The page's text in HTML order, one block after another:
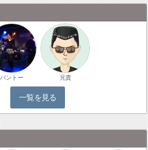
バントー 兄貴
一覧を見る